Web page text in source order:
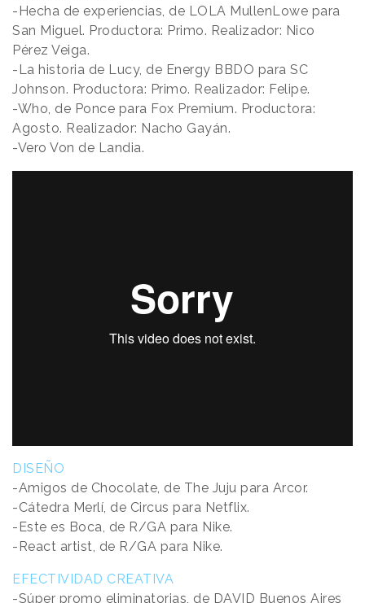
-Hecha de experiencias, de LOLA MullenLowe para
San Miguel. Productora: Primo. Realizador: Nico
Pérez Veiga.
-La historia de Lucy, de Energy BBDO para SC
Johnson. Productora: Primo. Realizador: Felipe.
-Who, de Ponce para Fox Premium. Productora:
Agosto. Realizador: Nacho Gayán.
-Vero Von de Landia.
DISEÑO
-Amigos de Chocolate, de The Juju para Arcor.
-Cátedra Merlí, de Circus para Netflix.
-Este es Boca, de R/GA para Nike.
-React artist, de R/GA para Nike.
EFECTIVIDAD CREATIVA
-Súper promo eliminatorias, de DAVID Buenos Aires